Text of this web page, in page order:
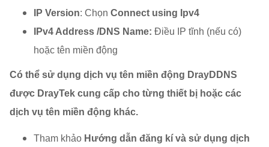
IP Version: Chọn Connect using Ipv4
IPv4 Address /DNS Name: Điều IP tĩnh (nếu có)
hoặc tên miền động
Có thể sử dụng dịch vụ tên miền động DrayDDNS
được DrayTek cung cấp cho từng thiết bị hoặc các
dịch vụ tên miền động khác.
Tham khảo Hướng dẫn đăng kí và sử dụng dịch